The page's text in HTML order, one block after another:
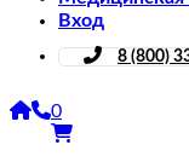
Вход
8 (800)
0